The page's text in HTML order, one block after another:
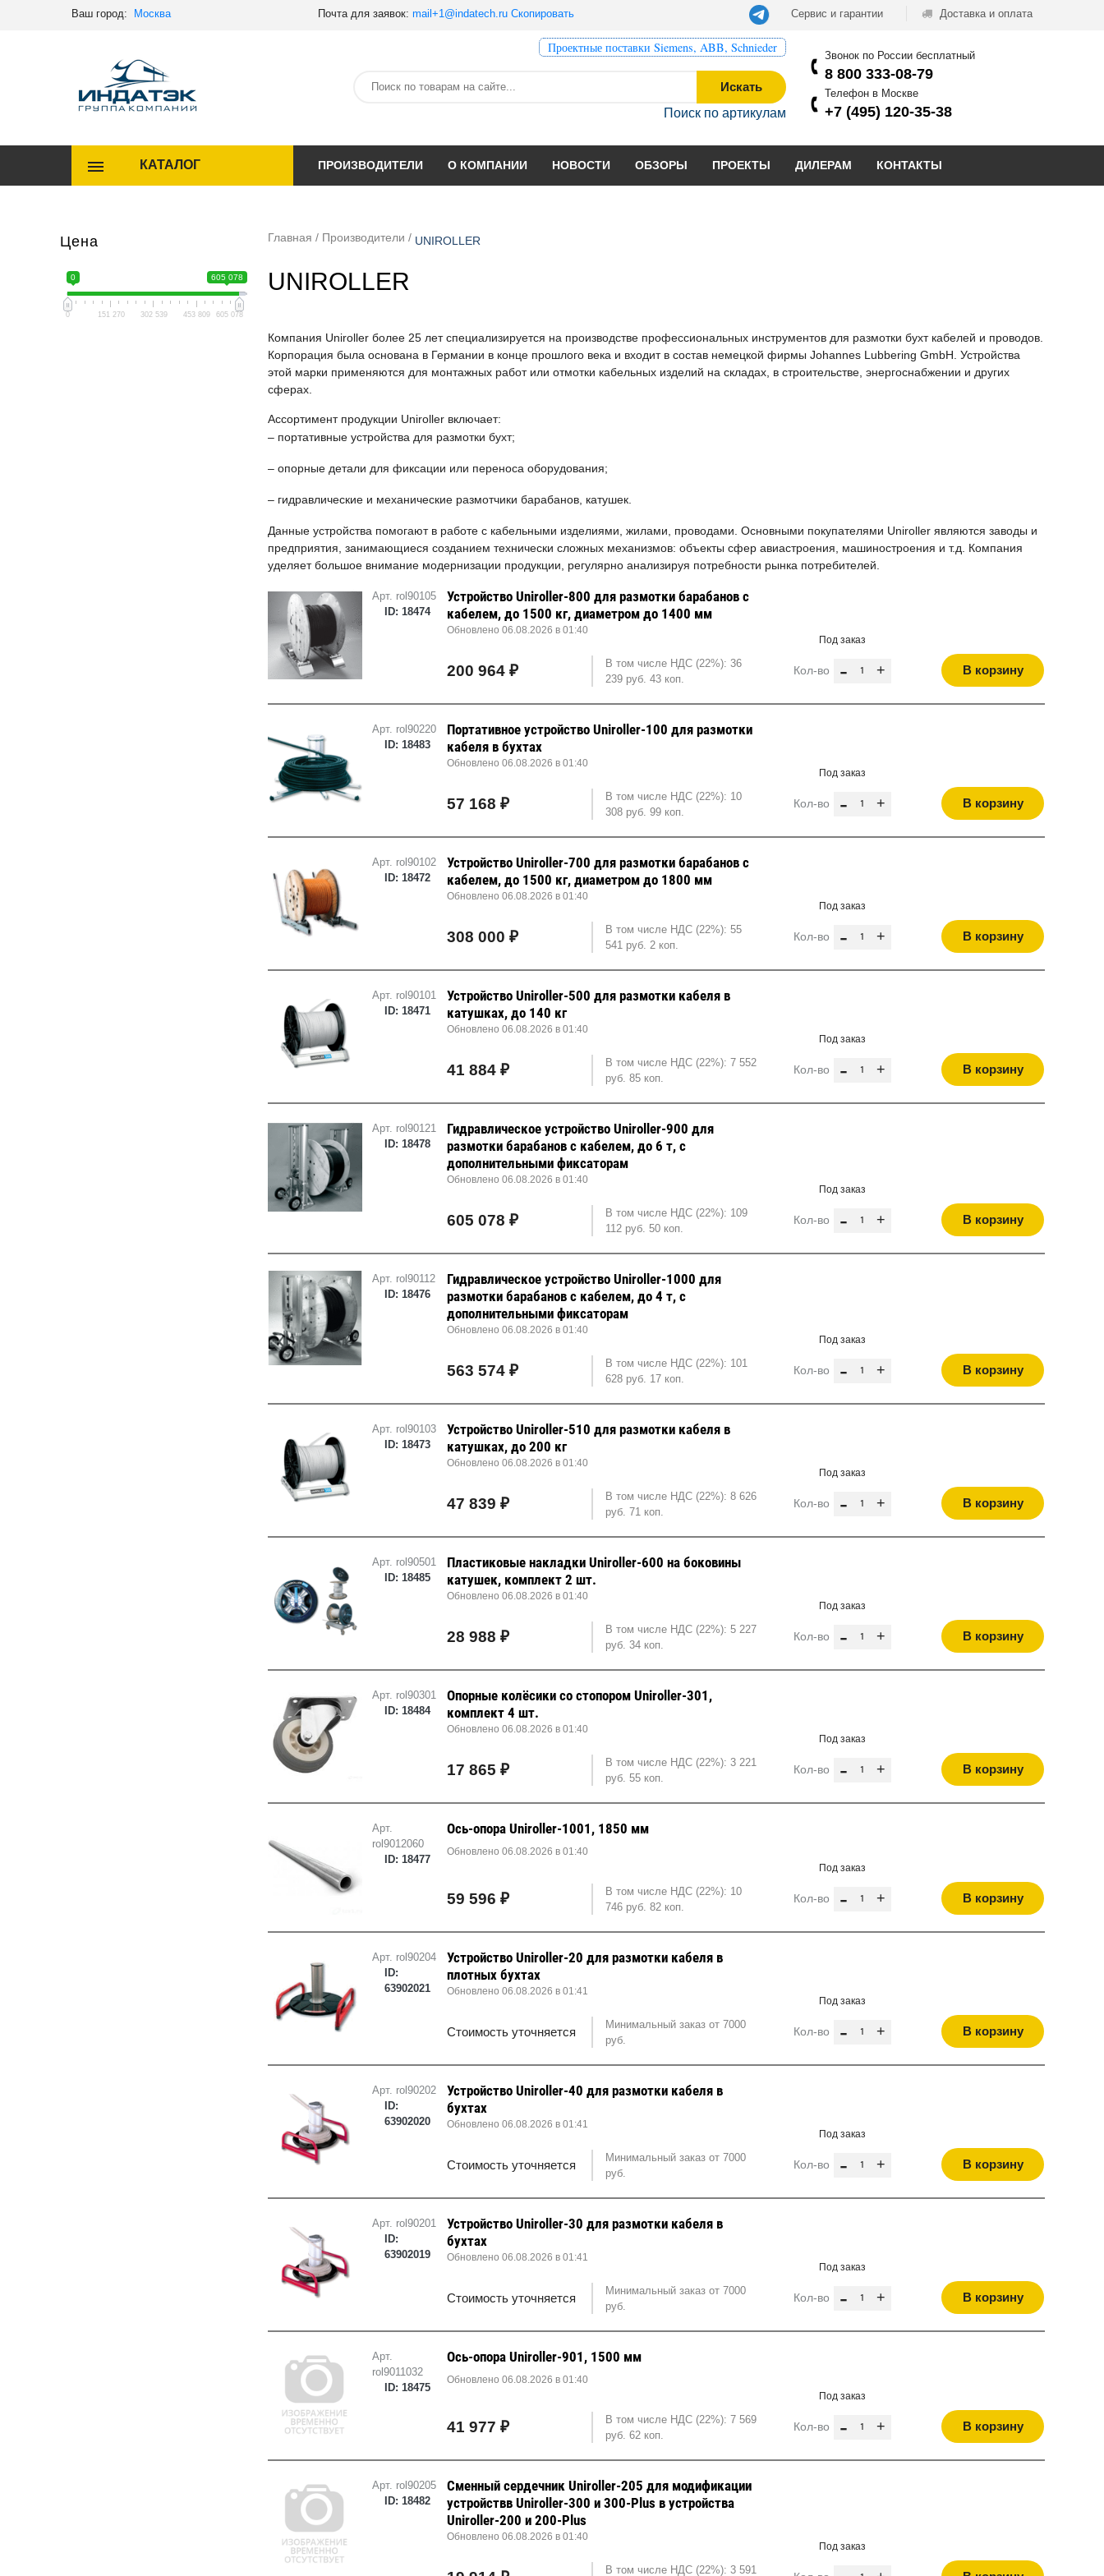
Ваш город: Москва Почта для заявок: mail+1@indatech.ru Скопировать Сервис и гарантии Доставка и оплата
Проектные поставки Siemens, ABB, Schnieder
Искать
Поиск по артикулам
Звонок по России бесплатный
8 800 333-08-79
Телефон в Москве
+7 (495) 120-35-38
КАТАЛОГ ПРОИЗВОДИТЕЛИ О КОМПАНИИ НОВОСТИ ОБЗОРЫ ПРОЕКТЫ ДИЛЕРАМ КОНТАКТЫ
Цена
0 605 078
0 151 270 302 539 453 809 605 078
Главная / Производители / UNIROLLER
UNIROLLER
Компания Uniroller более 25 лет специализируется на производстве профессиональных инструментов для размотки бухт кабелей и проводов.
Корпорация была основана в Германии в конце прошлого века и входит в состав немецкой фирмы Johannes Lubbering GmbH. Устройства
этой марки применяются для монтажных работ или отмотки кабельных изделий на складах, в строительстве, энергоснабжении и других
сферах.
Ассортимент продукции Uniroller включает:
– портативные устройства для размотки бухт;
– опорные детали для фиксации или переноса оборудования;
– гидравлические и механические размотчики барабанов, катушек.
Данные устройства помогают в работе с кабельными изделиями, жилами, проводами. Основными покупателями Uniroller являются заводы и
предприятия, занимающиеся созданием технически сложных механизмов: объекты сфер авиастроения, машиностроения и т.д. Компания
уделяет большое внимание модернизации продукции, регулярно анализируя потребности рынка потребителей.
Арт. rol90105
ID: 18474
Устройство Uniroller-800 для размотки барабанов с
кабелем, до 1500 кг, диаметром до 1400 мм
Обновлено 06.08.2026 в 01:40
200 964 ₽
В том числе НДС (22%): 36
239 руб. 43 коп.
Под заказ
Кол-во - + В корзину
Арт. rol90220
ID: 18483
Портативное устройство Uniroller-100 для размотки
кабеля в бухтах
Обновлено 06.08.2026 в 01:40
57 168 ₽
В том числе НДС (22%): 10
308 руб. 99 коп.
Под заказ
Кол-во - + В корзину
Арт. rol90102
ID: 18472
Устройство Uniroller-700 для размотки барабанов с
кабелем, до 1500 кг, диаметром до 1800 мм
Обновлено 06.08.2026 в 01:40
308 000 ₽
В том числе НДС (22%): 55
541 руб. 2 коп.
Под заказ
Кол-во - + В корзину
Арт. rol90101
ID: 18471
Устройство Uniroller-500 для размотки кабеля в
катушках, до 140 кг
Обновлено 06.08.2026 в 01:40
41 884 ₽
В том числе НДС (22%): 7 552
руб. 85 коп.
Под заказ
Кол-во - + В корзину
Арт. rol90121
ID: 18478
Гидравлическое устройство Uniroller-900 для
размотки барабанов с кабелем, до 6 т, с
дополнительными фиксаторам
Обновлено 06.08.2026 в 01:40
605 078 ₽
В том числе НДС (22%): 109
112 руб. 50 коп.
Под заказ
Кол-во - + В корзину
Арт. rol90112
ID: 18476
Гидравлическое устройство Uniroller-1000 для
размотки барабанов с кабелем, до 4 т, с
дополнительными фиксаторам
Обновлено 06.08.2026 в 01:40
563 574 ₽
В том числе НДС (22%): 101
628 руб. 17 коп.
Под заказ
Кол-во - + В корзину
Арт. rol90103
ID: 18473
Устройство Uniroller-510 для размотки кабеля в
катушках, до 200 кг
Обновлено 06.08.2026 в 01:40
47 839 ₽
В том числе НДС (22%): 8 626
руб. 71 коп.
Под заказ
Кол-во - + В корзину
Арт. rol90501
ID: 18485
Пластиковые накладки Uniroller-600 на боковины
катушек, комплект 2 шт.
Обновлено 06.08.2026 в 01:40
28 988 ₽
В том числе НДС (22%): 5 227
руб. 34 коп.
Под заказ
Кол-во - + В корзину
Арт. rol90301
ID: 18484
Опорные колёсики со стопором Uniroller-301,
комплект 4 шт.
Обновлено 06.08.2026 в 01:40
17 865 ₽
В том числе НДС (22%): 3 221
руб. 55 коп.
Под заказ
Кол-во - + В корзину
Арт.
rol9012060
ID: 18477
Ось-опора Uniroller-1001, 1850 мм
Обновлено 06.08.2026 в 01:40
59 596 ₽
В том числе НДС (22%): 10
746 руб. 82 коп.
Под заказ
Кол-во - + В корзину
Арт. rol90204
ID:
63902021
Устройство Uniroller-20 для размотки кабеля в
плотных бухтах
Обновлено 06.08.2026 в 01:41
Стоимость уточняется
Минимальный заказ от 7000
руб.
Под заказ
Кол-во - + В корзину
Арт. rol90202
ID:
63902020
Устройство Uniroller-40 для размотки кабеля в
бухтах
Обновлено 06.08.2026 в 01:41
Стоимость уточняется
Минимальный заказ от 7000
руб.
Под заказ
Кол-во - + В корзину
Арт. rol90201
ID:
63902019
Устройство Uniroller-30 для размотки кабеля в
бухтах
Обновлено 06.08.2026 в 01:41
Стоимость уточняется
Минимальный заказ от 7000
руб.
Под заказ
Кол-во - + В корзину
Арт.
rol9011032
ID: 18475
Ось-опора Uniroller-901, 1500 мм
Обновлено 06.08.2026 в 01:40
41 977 ₽
В том числе НДС (22%): 7 569
руб. 62 коп.
Под заказ
Кол-во - + В корзину
Арт. rol90205
ID: 18482
Сменный сердечник Uniroller-205 для модификации
устройствв Uniroller-300 и 300-Plus в устройства
Uniroller-200 и 200-Plus
Обновлено 06.08.2026 в 01:40
В том числе НДС (22%): 3 591
Под заказ